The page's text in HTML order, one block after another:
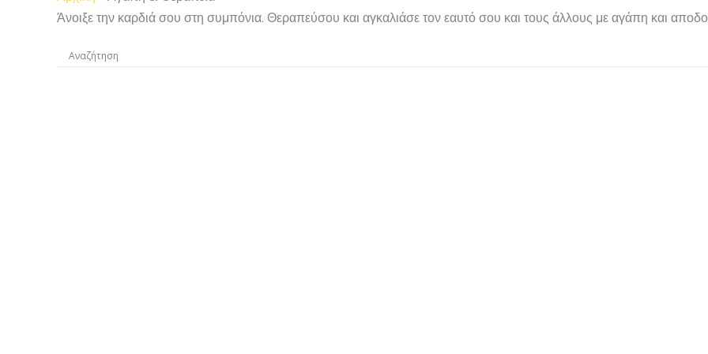
Άνοιξε την καρδιά σου στη συμπόνια. Θεραπεύσου και αγκαλιάσε τον εαυτό σου και τους άλλους με αγάπη και